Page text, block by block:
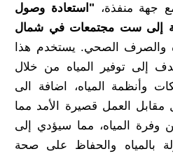
جهة منفذة، "استعادة وصول
إلى ست مجتمعات في شمال
والصرف الصحي. يستخدم هذا
إلى توفير المياه من خلال
وأنظمة المياه، اضافة الى
العمل قصيرة الأمد مما
وفرة المياه، مما سيؤدي إلى
بالمياه والحفاظ على صحة